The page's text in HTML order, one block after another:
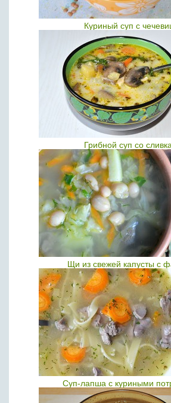
Куриный суп с
Грибной суп со
Щи из свежей капусты с
Суп-лапша с куриными